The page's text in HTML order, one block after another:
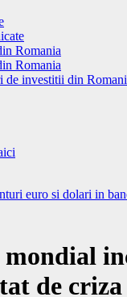
Romania
Romania
de investitii din
de